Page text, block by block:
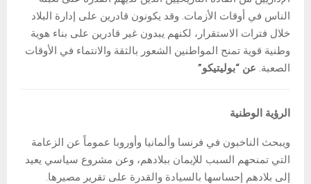
الناس في أوقات الأزمات. وقد يكونون قادرين على إدارة البلاد
خلال فترات الاستقرار، لكنهم يبدون غير قادرين على بناء هوية
وطنية قوية تمنح المواطنين الشعور بالثقة والانتماء في الأوقات
الصعبة. عن “بوليتيكو”
الرؤية الوطنية
ويبحث الناخبون في فرنسا وألمانيا وأوروبا عموماً عن الزعامة
التي تمنحهم السبب للإيمان ببلادهم، وعن مشروع سياسي يعيد
إلى بلادهم إحساسها بالسيادة والقدرة على تقرير مصيرها.